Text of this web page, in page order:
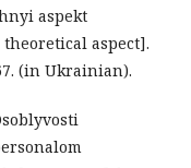
aspekt
aspect].
(in Ukrainian).